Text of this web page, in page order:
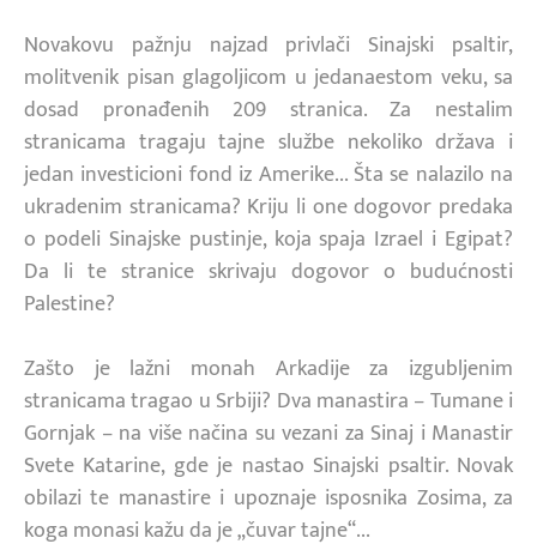
Novakovu pažnju najzad privlači Sinajski psaltir,
molitvenik pisan glagoljicom u jedanaestom veku, sa
dosad pronađenih 209 stranica. Za nestalim
stranicama tragaju tajne službe nekoliko država i
jedan investicioni fond iz Amerike... Šta se nalazilo na
ukradenim stranicama? Kriju li one dogovor predaka
o podeli Sinajske pustinje, koja spaja Izrael i Egipat?
Da li te stranice skrivaju dogovor o budućnosti
Palestine?
Zašto je lažni monah Arkadije za izgubljenim
stranicama tragao u Srbiji? Dva manastira – Tumane i
Gornjak – na više načina su vezani za Sinaj i Manastir
Svete Katarine, gde je nastao Sinajski psaltir. Novak
obilazi te manastire i upoznaje isposnika Zosima, za
koga monasi kažu da je „čuvar tajne“...